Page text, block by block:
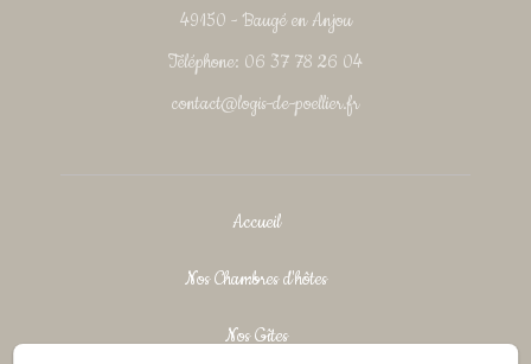
49150 - Baugé en Anjou
Téléphone: 06 37 78 26 04
contact@logis-de-poellier.fr
Accueil
Nos Chambres d'hôtes
Nos Gîtes